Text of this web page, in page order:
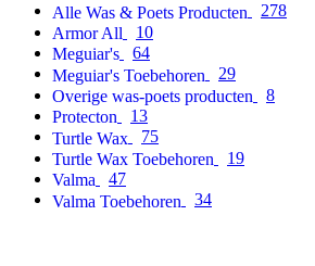
Alle Was & Poets Producten
278
Armor All
10
Meguiar's
64
Meguiar's Toebehoren
29
Overige was-poets producten
8
Protecton
13
Turtle Wax
75
Turtle Wax Toebehoren
19
Valma
47
Valma Toebehoren
34